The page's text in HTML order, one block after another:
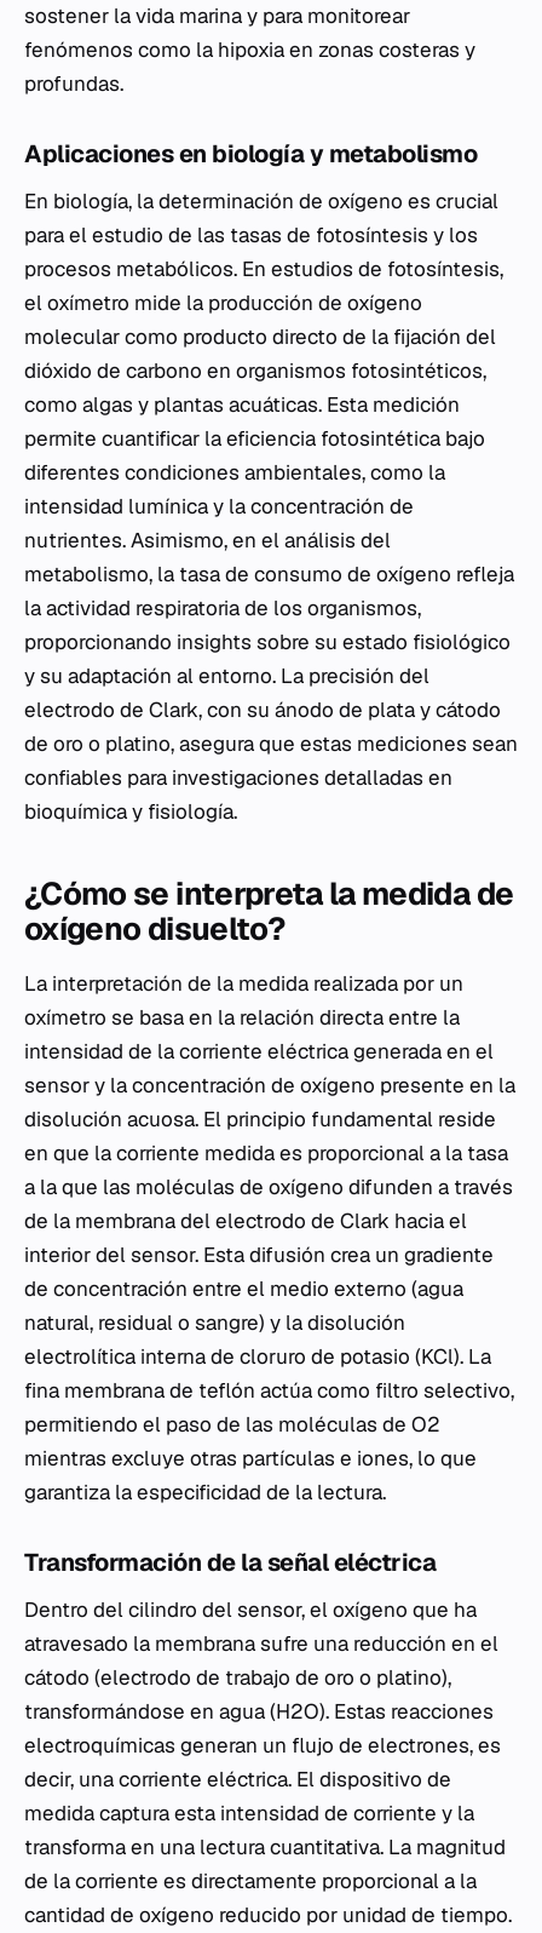
sostener la vida marina y para monitorear
fenómenos como la hipoxia en zonas costeras y
profundas.
Aplicaciones en biología y metabolismo
En biología, la determinación de oxígeno es crucial
para el estudio de las tasas de fotosíntesis y los
procesos metabólicos. En estudios de fotosíntesis,
el oxímetro mide la producción de oxígeno
molecular como producto directo de la fijación del
dióxido de carbono en organismos fotosintéticos,
como algas y plantas acuáticas. Esta medición
permite cuantificar la eficiencia fotosintética bajo
diferentes condiciones ambientales, como la
intensidad lumínica y la concentración de
nutrientes. Asimismo, en el análisis del
metabolismo, la tasa de consumo de oxígeno refleja
la actividad respiratoria de los organismos,
proporcionando insights sobre su estado fisiológico
y su adaptación al entorno. La precisión del
electrodo de Clark, con su ánodo de plata y cátodo
de oro o platino, asegura que estas mediciones sean
confiables para investigaciones detalladas en
bioquímica y fisiología.
¿Cómo se interpreta la medida de
oxígeno disuelto?
La interpretación de la medida realizada por un
oxímetro se basa en la relación directa entre la
intensidad de la corriente eléctrica generada en el
sensor y la concentración de oxígeno presente en la
disolución acuosa. El principio fundamental reside
en que la corriente medida es proporcional a la tasa
a la que las moléculas de oxígeno difunden a través
de la membrana del electrodo de Clark hacia el
interior del sensor. Esta difusión crea un gradiente
de concentración entre el medio externo (agua
natural, residual o sangre) y la disolución
electrolítica interna de cloruro de potasio (KCl). La
fina membrana de teflón actúa como filtro selectivo,
permitiendo el paso de las moléculas de O2
mientras excluye otras partículas e iones, lo que
garantiza la especificidad de la lectura.
Transformación de la señal eléctrica
Dentro del cilindro del sensor, el oxígeno que ha
atravesado la membrana sufre una reducción en el
cátodo (electrodo de trabajo de oro o platino),
transformándose en agua (H2O). Estas reacciones
electroquímicas generan un flujo de electrones, es
decir, una corriente eléctrica. El dispositivo de
medida captura esta intensidad de corriente y la
transforma en una lectura cuantitativa. La magnitud
de la corriente es directamente proporcional a la
cantidad de oxígeno reducido por unidad de tiempo.